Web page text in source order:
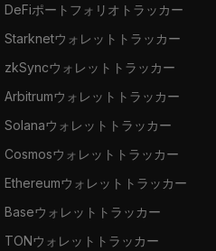
DeFiポートフォリオトラッカー
Starknetウォレットトラッカー
zkSyncウォレットトラッカー
Arbitrumウォレットトラッカー
Solanaウォレットトラッカー
Cosmosウォレットトラッカー
Ethereumウォレットトラッカー
Baseウォレットトラッカー
TONウォレットトラッカー